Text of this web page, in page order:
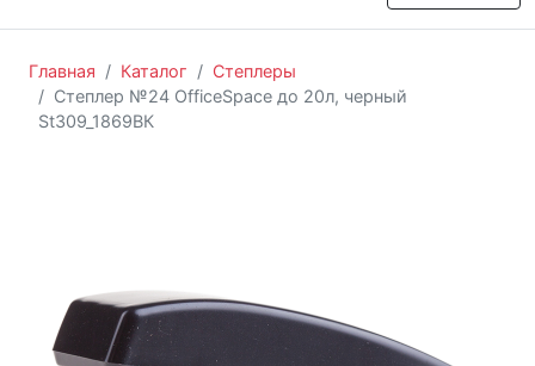
Главная Каталог
Степлеры
Cтеплер №24 OfficeSpace до 20л, черный
St309_1869BК